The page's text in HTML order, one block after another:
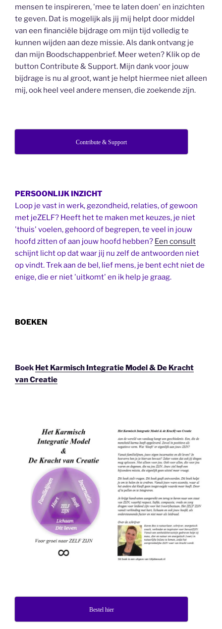
mensen te inspireren, 'mee te laten doen' en inzichten
te geven. Dat is mogelijk als jij mij helpt door middel
van een financiële bijdrage om mijn tijd volledig te
kunnen wijden aan deze missie. Als dank ontvang je
dan mijn Boodschappenbrief. Meer weten? Klik op de
button Contribute & Support. Mijn dank voor jouw
bijdrage is nu al groot, want je helpt hiermee niet alleen
mij, ook heel veel andere mensen, die zoekende zijn.
Contribute & Support
PERSOONLIJK INZICHT
Loop je vast in werk, gezondheid, relaties, of gewoon
met jeZELF? Heeft het te maken met keuzes, je niet
'thuis' voelen, gehoord of begrepen, te veel in jouw
hoofd zitten of aan jouw hoofd hebben? Een consult
schijnt licht op dat waar jij nu zelf de antwoorden niet
op vindt. Trek aan de bel, lief mens, je bent echt niet de
enige, die er niet 'uitkomt' en ik help je graag.
BOEKEN
Boek Het Karmisch Integratie Model & De Kracht
van Creatie
Bestel hier